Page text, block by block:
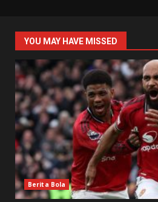
YOU MAY HAVE MISSED
Berita Bola